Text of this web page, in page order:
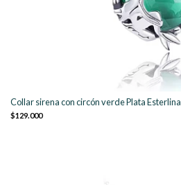
Collar sirena con circón verde Plata Esterlina
$129.000